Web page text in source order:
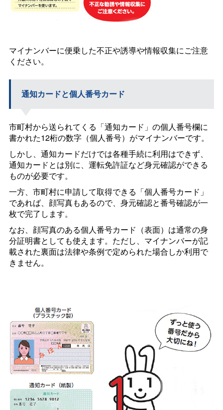
マイナンバーに便乗した不正や誘導や情報収集にご注意
ください。
通知カードと個人番号カード
市町村から送られてくる「通知カード」の個人番号欄に
書かれた12桁の数字（個人番号）がマイナンバーです。
しかし、通知カードだけでは各種手続に利用はできず、
通知カードとは別に、運転免許証など身元確認ができる
ものが必要です。
一方、市町村に申請して取得できる「個人番号カード」
であれば、顔写真もあるので、身元確認と番号確認が一
枚で完了します。
なお、顔写真のある個人番号カード（表面）は通常の身
分証明書としても使えます。ただし、マイナンバーが記
載された裏面は法律や条例で定められた場合しか利用で
きません。